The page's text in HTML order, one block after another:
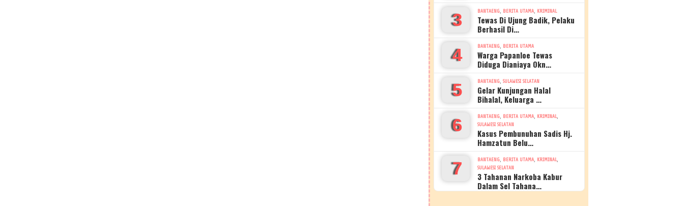
3 BANTAENG, BERITA UTAMA, KRIMINAL
Tewas Di Ujung Badik, Pelaku
Berhasil Di…
4 BANTAENG, BERITA UTAMA
Warga Papanloe Tewas
Diduga Dianiaya Okn…
5 BANTAENG,SULAWESI SELATAN
Gelar Kunjungan Halal
Bihalal, Keluarga …
6 BANTAENG, BERITA UTAMA, KRIMINAL,
SULAWESI SELATAN
Kasus Pembunuhan Sadis Hj.
Hamzatun Belu…
7 BANTAENG, BERITA UTAMA, KRIMINAL,
SULAWESI SELATAN
3 Tahanan Narkoba Kabur
Dalam Sel Tahana…